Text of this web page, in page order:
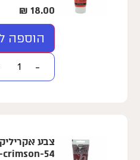
18.00
₪
הוספה
−
54